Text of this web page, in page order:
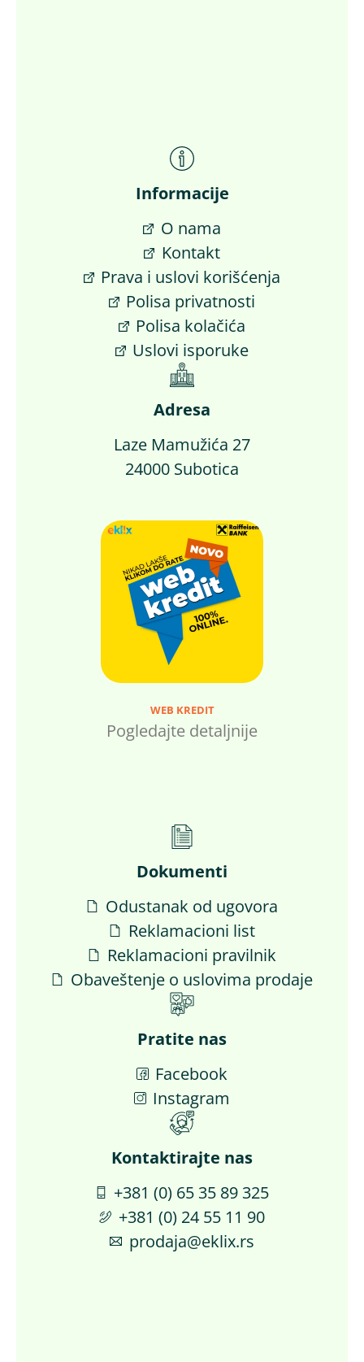
Informacije
O nama
Kontakt
Prava i uslovi korišćenja
Polisa privatnosti
Polisa kolačića
Uslovi isporuke
Adresa
Laze Mamužića 27
24000 Subotica
WEB KREDIT
Pogledajte detaljnije
Dokumenti
Odustanak od ugovora
Reklamacioni list
Reklamacioni pravilnik
Obaveštenje o uslovima prodaje
Pratite nas
Facebook
Instagram
Kontaktirajte nas​
+381 (0) 65 35 89 325
+381 (0) 24 55 11 90
prodaja@eklix.rs